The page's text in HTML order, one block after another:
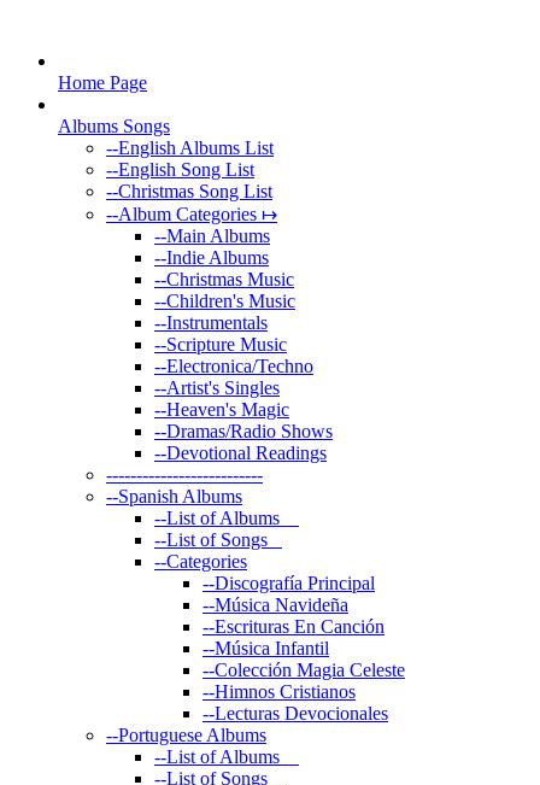
Home Page
Albums Songs
--English Albums List
--English Song List
--Christmas Song List
--Album Categories ↦
--Main Albums
--Indie Albums
--Christmas Music
--Children's Music
--Instrumentals
--Scripture Music
--Electronica/Techno
--Artist's Singles
--Heaven's Magic
--Dramas/Radio Shows
--Devotional Readings
--------------------------
--Spanish Albums
--List of Albums
--List of Songs
--Categories
--Discografía Principal
--Música Navideña
--Escrituras En Canción
--Música Infantil
--Colección Magia Celeste
--Himnos Cristianos
--Lecturas Devocionales
--Portuguese Albums
--List of Albums
--List of Songs